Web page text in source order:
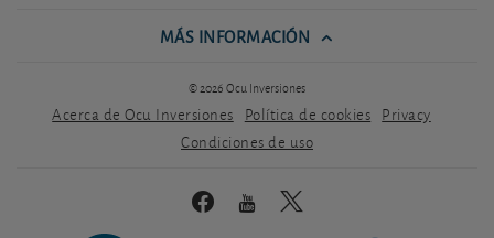
MÁS INFORMACIÓN
© 2026 Ocu Inversiones
Acerca de Ocu Inversiones Política de cookies Privacy
Condiciones de uso